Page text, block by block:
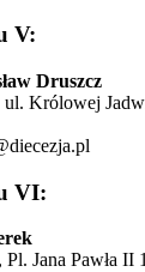
V:
Druszcz
ul. Królowej
VI:
Jana Pawła II